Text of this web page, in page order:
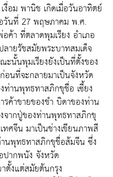
อม พานิช เกิดเมื่อวันอาทิตย์
วันที่ 27 พฤษภาคม พ.ศ.
ค้า ที่ตลาดพุมเรียง อำเภอ
ายรัชสมัยพระบาทสมเด็จ
ะนั้นพุมเรียงยังเป็นที่ตั้งของ
อนที่จะกลายมาเป็นจังหวัด
ท่านพุทธทาสภิกขุชื่อ เซี้ยง
ค้าขายของชำ บิดาของท่าน
จากปู่ของท่านพุทธทาสภิกขุ
ศจีน มาเป็นช่างเขียนภาพสี
นพุทธทาสภิกขุชื่อส้มจีน ซึ่ง
ปากพนัง จังหวัด
ตั้งแต่สมัยต้นกรุง